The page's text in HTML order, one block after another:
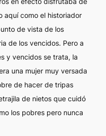
aquí como el historiador
de vista de los
de los vencidos. Pero a
y vencidos se trata, la
una mujer muy versada
de hacer de tripas
de nietos que cuidó
los pobres pero nunca